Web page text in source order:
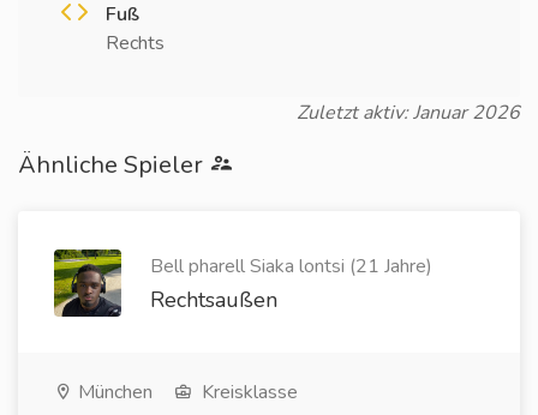
Fuß
Rechts
Zuletzt aktiv: Januar 2026
Ähnliche Spieler
Bell pharell Siaka lontsi (21 Jahre)
Rechtsaußen
München Kreisklasse